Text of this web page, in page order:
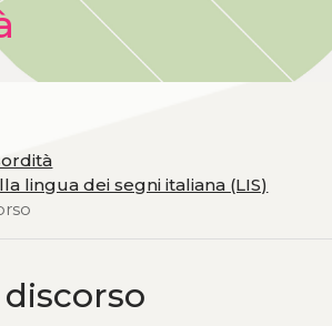
lingua dei segni italiana (LIS)